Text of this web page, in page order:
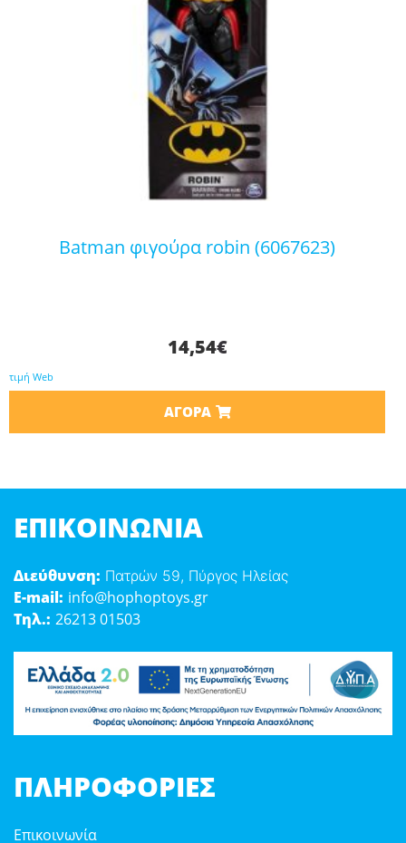
batman φιγούρα robin (6067623)
14,54€
τιμή Web
ΑΓΟΡΆ
ΕΠΙΚΟΙΝΩΝΊΑ
Διεύθυνση: Πατρών 59, Πύργος Ηλείας
E-mail: info@hophoptoys.gr
Τηλ.: 26213 01503
ΠΛΗΡΟΦΟΡΊΕΣ
Επικοινωνία